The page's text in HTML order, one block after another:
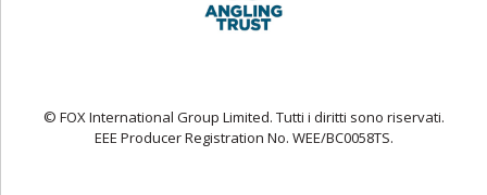
© FOX International Group Limited. Tutti i diritti sono riservati.
EEE Producer Registration No. WEE/BC0058TS.